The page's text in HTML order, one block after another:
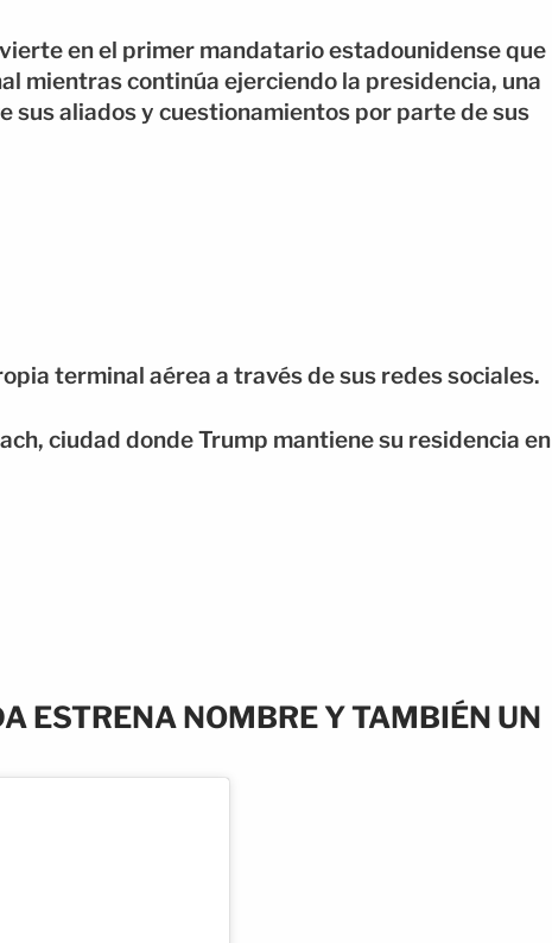
en el primer mandatario estadounidense que
mientras continúa ejerciendo la presidencia, una
sus aliados y cuestionamientos por parte de sus
terminal aérea a través de sus redes sociales.
ciudad donde Trump mantiene su residencia en
ESTRENA NOMBRE Y TAMBIÉN UN